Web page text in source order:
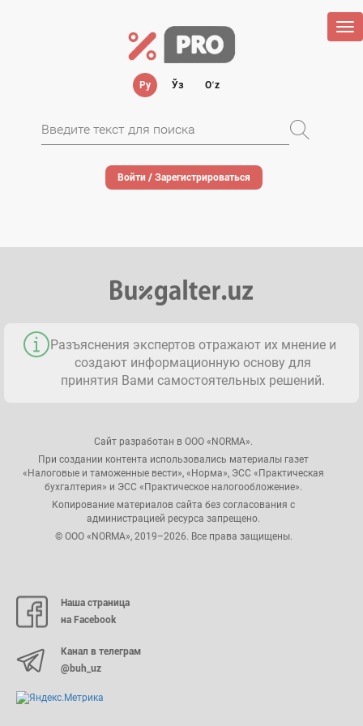
Ру Ўз Oʻz
Войти / Зарегистрироваться
Разъяснения экспертов отражают их мнение и
создают информационную основу для
принятия Вами самостоятельных решений.
Сайт разработан в ООО «NORMA».
При создании контента использовались материалы газет
«Налоговые и таможенные вести», «Норма», ЭСС «Практическая
бухгалтерия» и ЭСС «Практическое налогообложение».
Копирование материалов сайта без согласования с
администрацией ресурса запрещено.
© ООО «NORMA», 2019–2026. Все права защищены.
Наша страница
на Facebook
Канал в телеграм
@buh_uz